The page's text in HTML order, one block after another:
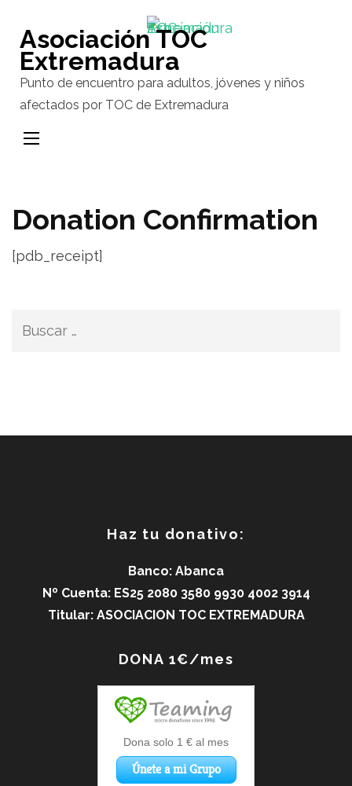
contenido
(presiona
Intro)
Asociación TOC
Extremadura
Punto de encuentro para adultos, jóvenes y niños
afectados por TOC de Extremadura
Donation Confirmation
[pdb_receipt]
Buscar:
Haz tu donativo:
Banco: Abanca
Nº Cuenta: ES25 2080 3580 9930 4002 3914
Titular: ASOCIACION TOC EXTREMADURA
DONA 1€/mes